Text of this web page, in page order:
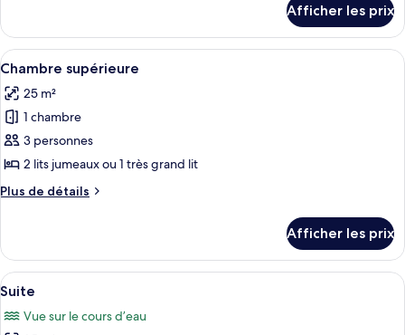
Suite
Junior
Afficher les prix
Afficher
toutes
les
photos
pour
ce
type
de
Chambre
supérieure
Une chambre d’hôtel moderne,
6
Chambre supérieure
25 m²
1 chambre
3 personnes
2 lits jumeaux ou 1 très grand lit
Plus de détails
Plus
Chambre
supérieure
Afficher les prix
Afficher
toutes
les
Une chambre moderne avec un
7
Suite
Vue sur le cours d’eau